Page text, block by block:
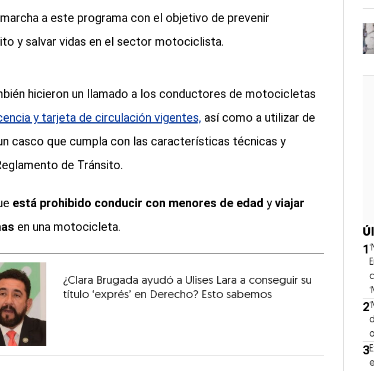
a este programa con el objetivo de prevenir
y salvar vidas en el sector motociclista.
hicieron un llamado a los conductores de motocicletas
y tarjeta de circulación vigentes, así como a utilizar de
casco que cumpla con las características técnicas y
de Tránsito.
está prohibido conducir con menores de edad yviajar
en una motocicleta.
¿Clara Brugada ayudó a Ulises Lara a conseguir su
título ‘exprés’ en Derecho? Esto sabemos
1
2
3